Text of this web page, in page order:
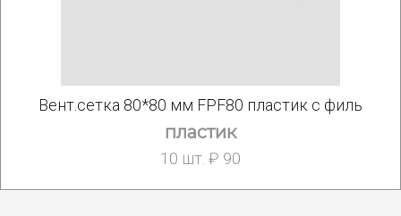
Вент.сетка 80*80 мм FPF80 пластик с филь
пластик
10 шт. ₽ 90